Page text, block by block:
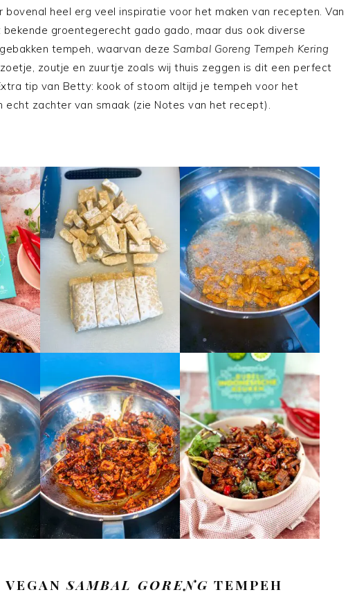
bovenal heel erg veel inspiratie voor het maken van recepten. Van
groentegerecht gado gado, maar dus ook diverse
tempeh, waarvan deze Sambal Goreng Tempeh Kering
zoutje en zuurtje zoals wij thuis zeggen is dit een perfect
tip van Betty: kook of stoom altijd je tempeh voor het
echt zachter van smaak (zie Notes van het recept).
SAMBAL GORENG TEMPEH